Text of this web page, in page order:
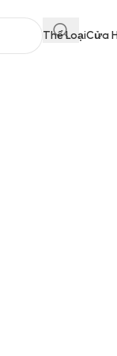
Thể LoạiCửa